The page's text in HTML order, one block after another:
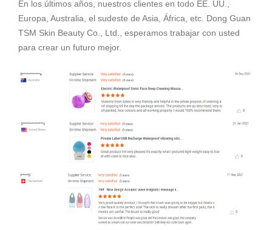
En los últimos años, nuestros clientes en todo EE. UU.,
Europa, Australia, el sudeste de Asia, África, etc. Dong Guan
TSM Skin Beauty Co., Ltd., esperamos trabajar con usted
para crear un futuro mejor.